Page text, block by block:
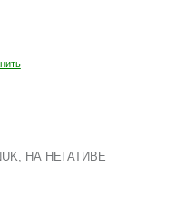
НА НЕГАТИВЕ